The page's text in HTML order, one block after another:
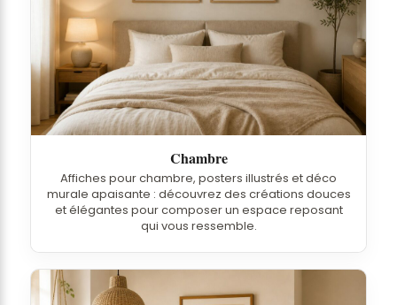
Chambre
Affiches pour chambre, posters illustrés et déco
murale apaisante : découvrez des créations douces
et élégantes pour composer un espace reposant
qui vous ressemble.